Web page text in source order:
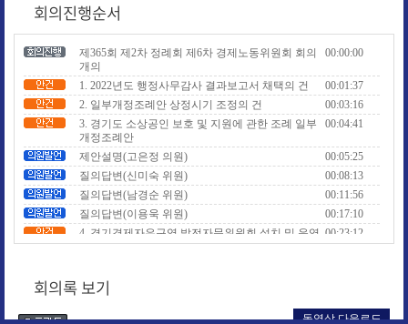
회의진행순서
제365회 제2차 정례회 제6차 경제노동위원회 회의
개의
00:00:00
1. 2022년도 행정사무감사 결과보고서 채택의 건
00:01:37
2. 일부개정조례안 상정시기 조정의 건
00:03:16
3. 경기도 소상공인 보호 및 지원에 관한 조례 일부
개정조례안
00:04:41
제안설명(고은정 의원)
00:05:25
질의답변(신미숙 위원)
00:08:13
질의답변(남경순 위원)
00:11:56
질의답변(이용욱 위원)
00:17:10
4. 경기경제자유구역 발전자문위원회 설치 및 운영
조례안
00:23:12
질의답변(이용욱 위원)
회의록 보기
동영상 다운로드